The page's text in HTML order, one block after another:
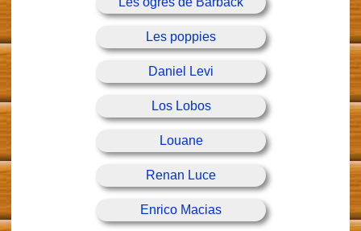
Les poppies
Daniel Levi
Los Lobos
Louane
Renan Luce
Enrico Macias